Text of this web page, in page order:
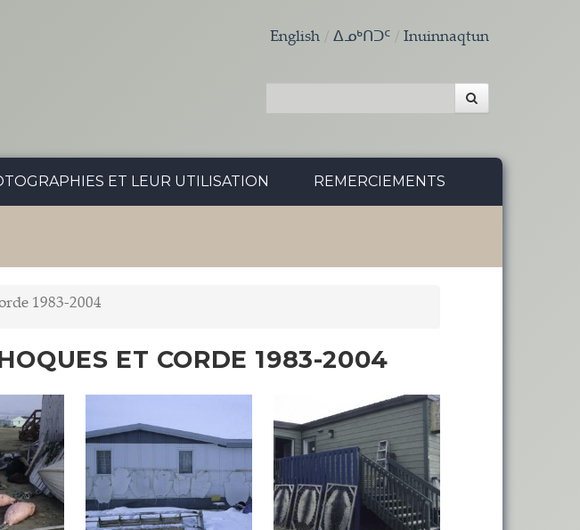
English ᐃᓄᒃᑎᑐᑦ Inuinnaqtun
ET LEUR UTILISATION REMERCIEMENTS
1983-2004
ET CORDE 1983-2004